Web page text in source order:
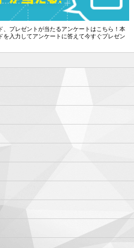
、プレゼントが当たるアンケートはこちら！本
を入力してアンケートに答えて今すぐプレゼン